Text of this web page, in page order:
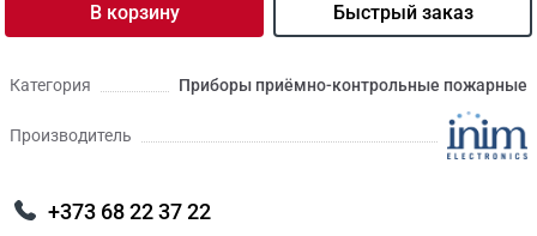
В корзину Быстрый заказ
Категория Приборы приёмно-контрольные пожарные
Производитель
+373 68 22 37 22